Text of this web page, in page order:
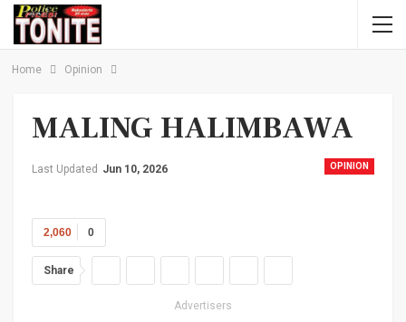
Home Opinion
MALING HALIMBAWA
OPINION
Last Updated Jun 10, 2026
0
2,060
Share
Advertisers